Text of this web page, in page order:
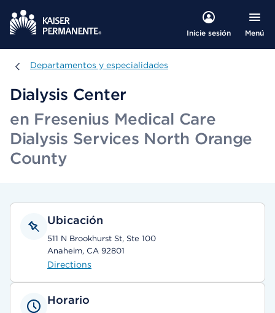
Inicie sesión Menú
Departamentos y especialidades
Departamentos y especialidades
Dialysis Center
en Fresenius Medical Care
Dialysis Services North Orange
County
Ubicación
511 N Brookhurst St, Ste 100
Anaheim, CA 92801
Directions
Horario